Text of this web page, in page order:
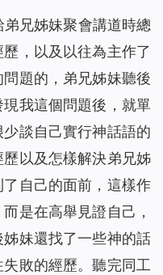
兄姊妹聚會講道時總
，以及以往為主作了
題的，弟兄姊妹聽後
我這個問題後，就單
談自己實行神話語的
以及怎樣解決弟兄姊
自己的面前，這樣作
是在高舉見證自己，
妹還找了一些神的話
敗的經歷。聽完同工